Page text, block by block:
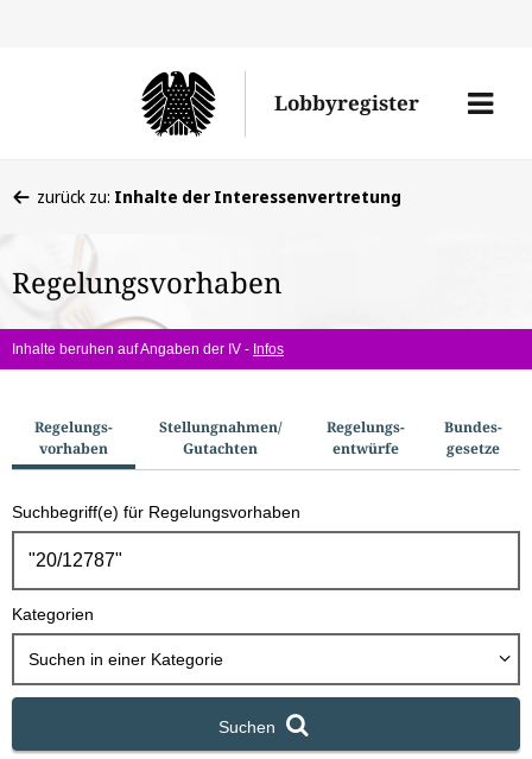
den
Lobbyregister
Menü
befinden
hier:
zurück zu: Inhalte der Interessenvertretung
Regelungsvorhaben
Inhalte beruhen auf Angaben der IV - Infos
u
c
h
o
Regelungs­
vorhaben
Stellungnahmen/​
Gutachten
Regelungs­
entwürfe
Bundes­
gesetze
Suchbegriff(e) für Regelungsvorhaben
Kategorien
Suchen in einer Kategorie
Suchen